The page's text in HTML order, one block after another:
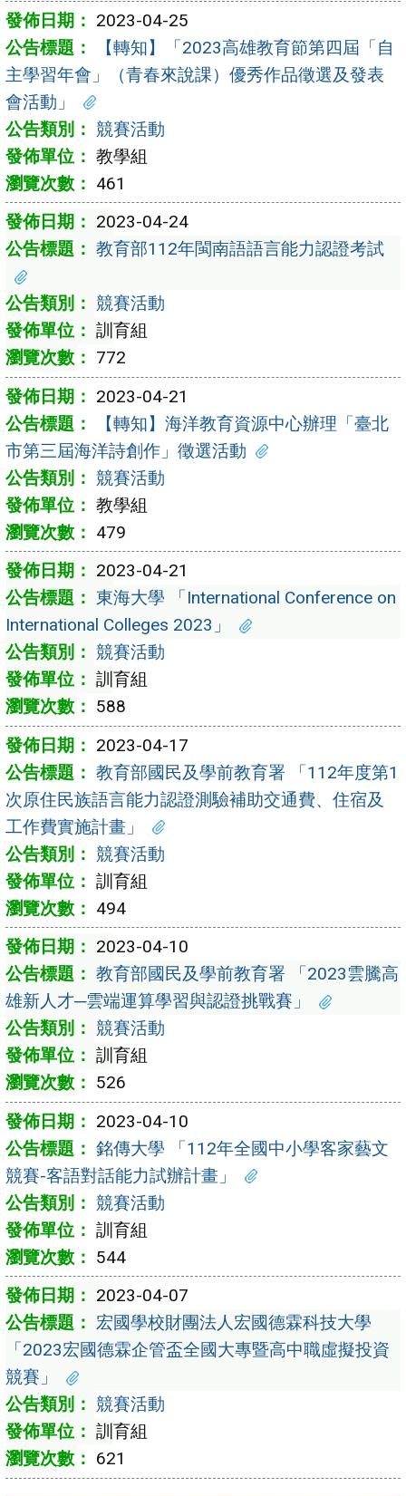
2023-04-25
【轉知】「2023高雄教育節第四屆「自
主學習年會」（青春來說課）優秀作品徵選及發表
會活動」
競賽活動
教學組
461
2023-04-24
教育部112年閩南語語言能力認證考試
競賽活動
訓育組
772
2023-04-21
【轉知】海洋教育資源中心辦理「臺北
市第三屆海洋詩創作」徵選活動
競賽活動
教學組
479
2023-04-21
東海大學 「International Conference on
International Colleges 2023」
競賽活動
訓育組
588
2023-04-17
教育部國民及學前教育署 「112年度第1
次原住民族語言能力認證測驗補助交通費、住宿及
工作費實施計畫」
競賽活動
訓育組
494
2023-04-10
教育部國民及學前教育署 「2023雲騰高
雄新人才─雲端運算學習與認證挑戰賽」
競賽活動
訓育組
526
2023-04-10
銘傳大學 「112年全國中小學客家藝文
競賽-客語對話能力試辦計畫」
競賽活動
訓育組
544
2023-04-07
宏國學校財團法人宏國德霖科技大學
「2023宏國德霖企管盃全國大專暨高中職虛擬投資
競賽」
競賽活動
訓育組
621